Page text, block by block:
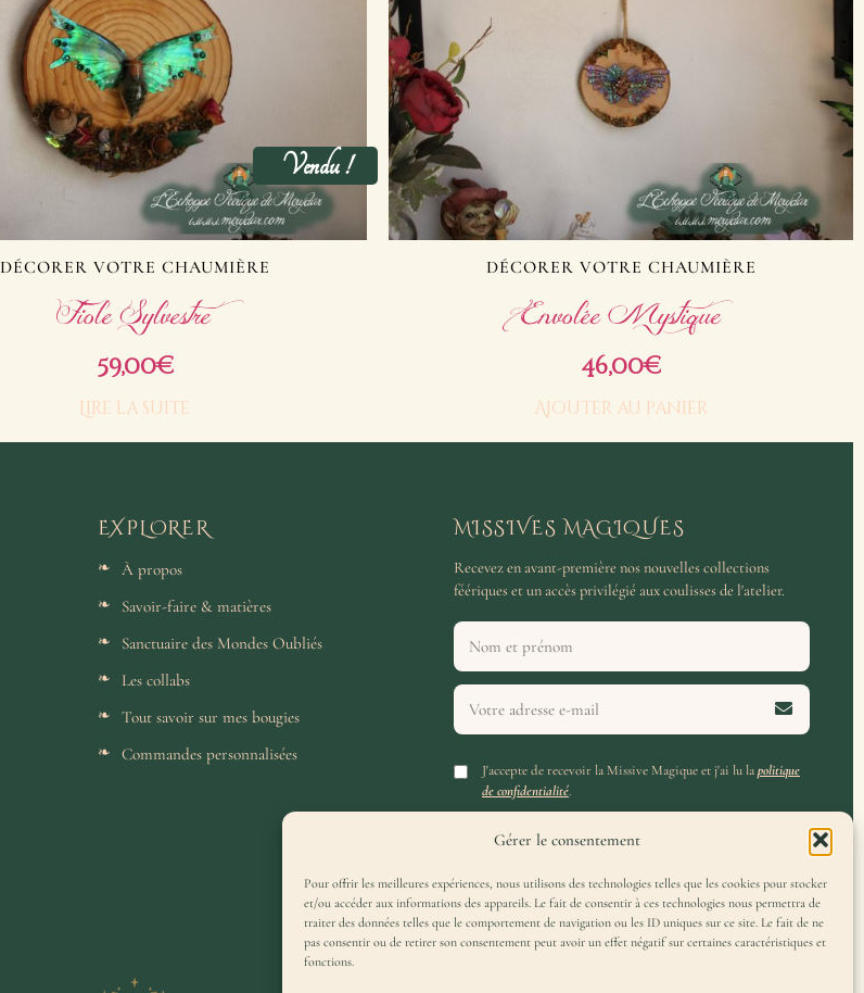
Gérer le consentement
Pour offrir les meilleures expériences, nous utilisons des technologies telles que les cookies pour stocker
et/ou accéder aux informations des appareils. Le fait de consentir à ces technologies nous permettra de
traiter des données telles que le comportement de navigation ou les ID uniques sur ce site. Le fait de ne
pas consentir ou de retirer son consentement peut avoir un effet négatif sur certaines caractéristiques et
fonctions.
Vendu !
DÉCORER VOTRE CHAUMIÈRE
Fiole Sylvestre
59,00€
Lire la suite
DÉCORER VOTRE CHAUMIÈRE
Envolée Mystique
46,00€
Ajouter au panier
EXPLORER
À propos
Savoir-faire & matières
Sanctuaire des Mondes Oubliés
Les collabs
Tout savoir sur mes bougies
Commandes personnalisées
MISSIVES MAGIQUES
Recevez en avant-première nos nouvelles collections
féériques et un accès privilégié aux coulisses de l'atelier.
J'accepte de recevoir la Missive Magique et j'ai lu lapolitique
de confidentialité.